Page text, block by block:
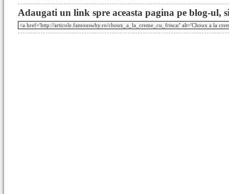
Adaugati un link spre aceasta pagina pe blog-ul,